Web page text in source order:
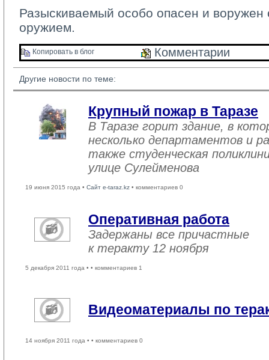
Разыскиваемый особо опасен и воружен
оружием.
Копировать в блог Комментарии
Другие новости по теме:
Крупный пожар в Таразе
В Таразе горит здание, в
несколько департаментов и
также студенческая
улице Сулейменова
19 июня 2015 года • Сайт e-taraz.kz • комментариев 0
Оперативная работа
Задержаны все причастные
к теракту 12 ноября
5 декабря 2011 года • • комментариев 1
Видеоматериалы по
14 ноября 2011 года • • комментариев 0